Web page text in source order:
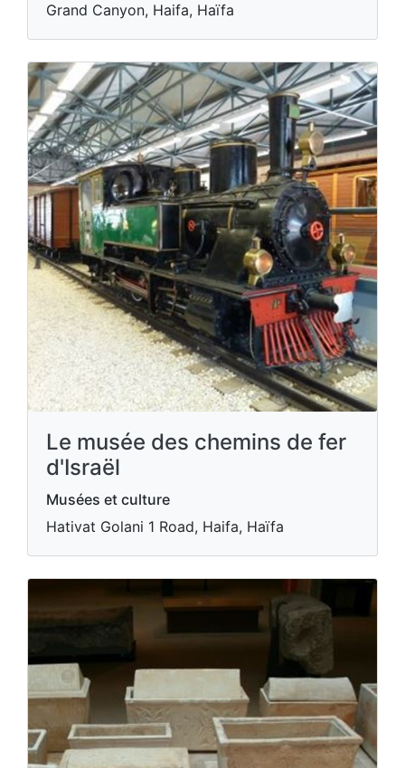
Grand Canyon, Haifa, Haïfa
Le musée des chemins de fer
d'Israël
Musées et culture
Hativat Golani 1 Road, Haifa, Haïfa